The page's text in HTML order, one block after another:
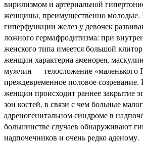
вирилизмом и артериальной
женщины, преимущественно молодые.
гиперфункции желез у девочек
ложного гермафродитизма: при
женского типа имеется большой
женщин характерна аменорея,
мужчин — телосложение «маленького
преждевременное половое
женщин происходит раннее закрытие
зон костей, в связи с чем больные
адреногенитальном синдроме в
большинстве случаев обнаруживают
надпочечников и очень редко аденому.